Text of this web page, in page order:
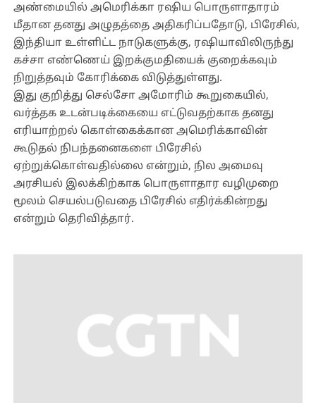
அண்மையில் அமெரிக்கா ரஷிய பொருளாதாரம்
மீதான தனது அழுதத்தை அதிகரிப்பதோடு, பிரேசில்,
இந்தியா உள்ளிட்ட நாடுகளுக்கு, ரஷியாவிலிருந்து
கச்சா எண்ணெய் இறக்குமதியைக் குறைக்கவும்
நிறுத்தவும் கோரிக்கை விடுத்துள்ளது.
இது குறித்து செல்சோ அமோரிம் கூறுகையில்,
வர்த்தக உடன்படிக்கையை எட்டுவதற்காக தனது
எரியாற்றல் கொள்கைக்கான அமெரிக்காவின்
கூடுதல் நிபந்தனைகளை பிரேசில்
ஏற்றுக்கொள்வதில்லை என்றும், நில அமைவு
அரசியல் இலக்கிற்காக பொருளாதார வழிமுறை
மூலம் செயல்படுவதை பிரேசில் எதிர்க்கின்றது
என்றும் தெரிவித்தார்.